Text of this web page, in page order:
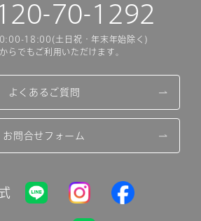
70-1292
18:00(土日祝・年末年始除く)
らでもご利用いただけます。
よくあるご質問
お問合せフォーム